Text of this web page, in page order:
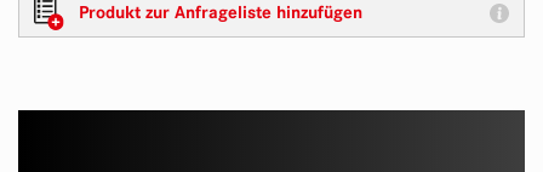
Produkt zur Anfrageliste hinzufügen